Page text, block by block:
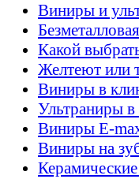
Виниры и
Какой
Желтеют или
Виниры в
Ультраниры
Виниры E-
Виниры на